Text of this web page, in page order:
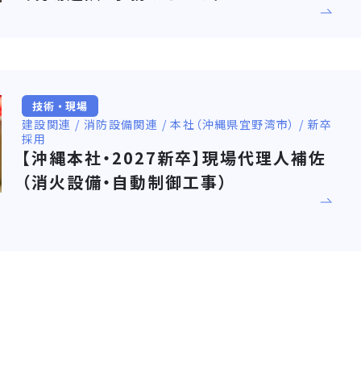
技術・現場
建設関連 / 消防設備関連 / 本社（沖縄県宜野湾市） / 新卒
採用
【沖縄本社・2027新卒】現場代理人補佐
（消火設備・自動制御工事）